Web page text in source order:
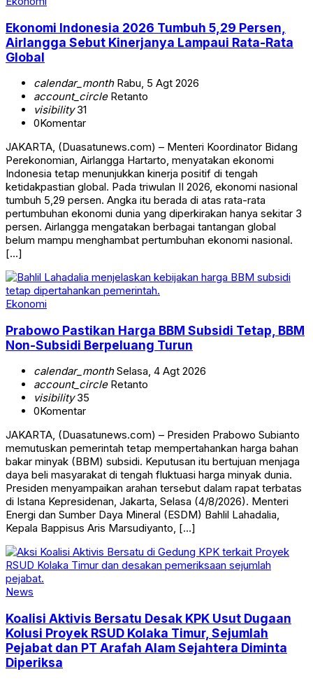
Ekonomi Indonesia 2026 Tumbuh 5,29 Persen,
Airlangga Sebut Kinerjanya Lampaui Rata-Rata
Global
calendar_monthRabu, 5 Agt 2026
account_circleRetanto
visibility31
0Komentar
JAKARTA, (Duasatunews.com) – Menteri Koordinator Bidang
Perekonomian, Airlangga Hartarto, menyatakan ekonomi
Indonesia tetap menunjukkan kinerja positif di tengah
ketidakpastian global. Pada triwulan II 2026, ekonomi nasional
tumbuh 5,29 persen. Angka itu berada di atas rata-rata
pertumbuhan ekonomi dunia yang diperkirakan hanya sekitar 3
persen. Airlangga mengatakan berbagai tantangan global
belum mampu menghambat pertumbuhan ekonomi nasional.
[…]
Ekonomi
Prabowo Pastikan Harga BBM Subsidi Tetap, BBM
Non-Subsidi Berpeluang Turun
calendar_monthSelasa, 4 Agt 2026
account_circleRetanto
visibility35
0Komentar
JAKARTA, (Duasatunews.com) – Presiden Prabowo Subianto
memutuskan pemerintah tetap mempertahankan harga bahan
bakar minyak (BBM) subsidi. Keputusan itu bertujuan menjaga
daya beli masyarakat di tengah fluktuasi harga minyak dunia.
Presiden menyampaikan arahan tersebut dalam rapat terbatas
di Istana Kepresidenan, Jakarta, Selasa (4/8/2026). Menteri
Energi dan Sumber Daya Mineral (ESDM) Bahlil Lahadalia,
Kepala Bappisus Aris Marsudiyanto, […]
News
Koalisi Aktivis Bersatu Desak KPK Usut Dugaan
Kolusi Proyek RSUD Kolaka Timur, Sejumlah
Pejabat dan PT Arafah Alam Sejahtera Diminta
Diperiksa